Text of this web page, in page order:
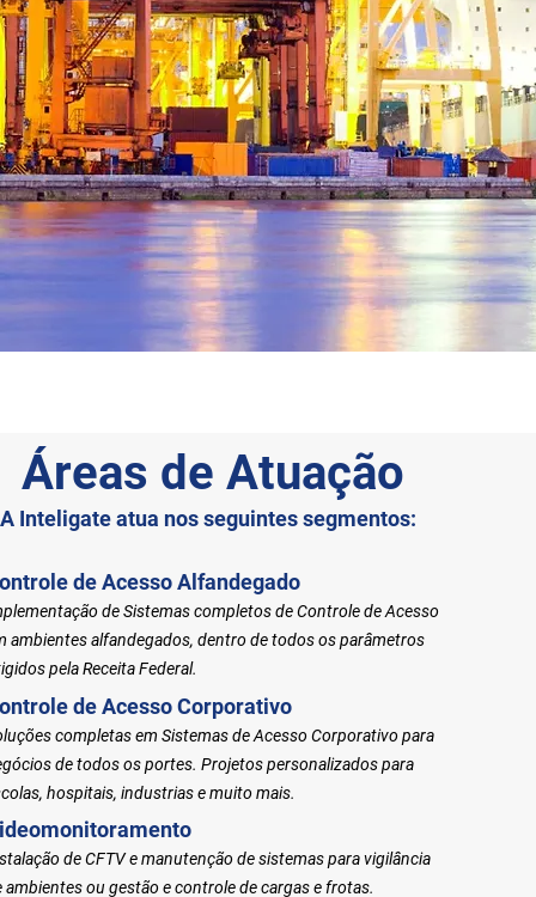
de Acesso Alfandegado
Áreas de Atuação
A Inteligate atua nos seguintes segmentos:
de Sistemas completos de Controle de Acesso
ambientes alfandegados, dentro de todos os parâmetros
pela Receita Federal.
de Acesso Corporativo
completas em Sistemas de Acesso Corporativo para
de todos os portes. Projetos personalizados para
hospitais, industrias e muito mais.
de CFTV e manutenção de sistemas para vigilância
ambientes ou gestão e controle de cargas e frotas.